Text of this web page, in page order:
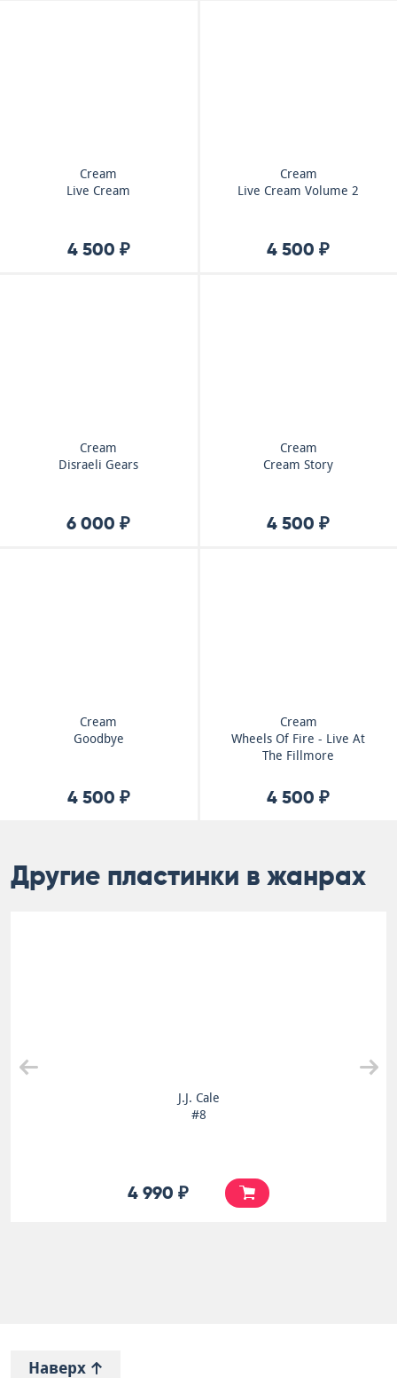
Cream
Live Cream
4 500 ₽
Cream
Live Cream Volume 2
4 500 ₽
Cream
Disraeli Gears
6 000 ₽
Cream
Cream Story
4 500 ₽
Cream
Goodbye
4 500 ₽
Cream
Wheels Of Fire - Live At
The Fillmore
4 500 ₽
Другие пластинки в жанрах
J.J. Cale
#8
4 990 ₽
Наверх